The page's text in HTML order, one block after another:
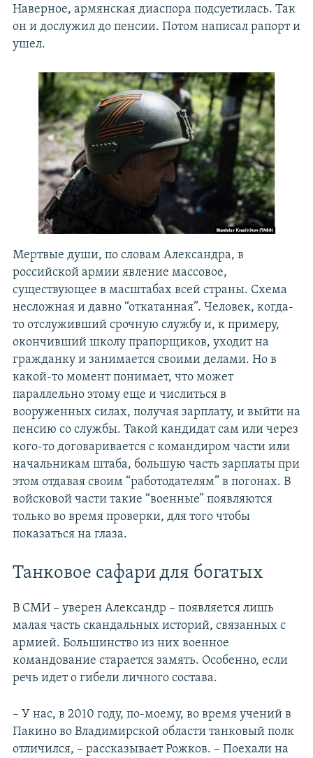
Наверное, армянская диаспора подсуетилась. Так
он и дослужил до пенсии. Потом написал рапорт и
ушел.
Мертвые души, по словам Александра, в
российской армии явление массовое,
существующее в масштабах всей страны. Схема
несложная и давно “откатанная”. Человек, когда-
то отслуживший срочную службу и, к примеру,
окончивший школу прапорщиков, уходит на
гражданку и занимается своими делами. Но в
какой-то момент понимает, что может
параллельно этому еще и числиться в
вооруженных силах, получая зарплату, и выйти на
пенсию со службы. Такой кандидат сам или через
кого-то договаривается с командиром части или
начальникам штаба, большую часть зарплаты при
этом отдавая своим “работодателям” в погонах. В
войсковой части такие “военные” появляются
только во время проверки, для того чтобы
показаться на глаза.
Танковое сафари для богатых
В СМИ – уверен Александр – появляется лишь
малая часть скандальных историй, связанных с
армией. Большинство из них военное
командование старается замять. Особенно, если
речь идет о гибели личного состава.
– У нас, в 2010 году, по-моему, во время учений в
Пакино во Владимирской области танковый полк
отличился, – рассказывает Рожков. – Поехали на